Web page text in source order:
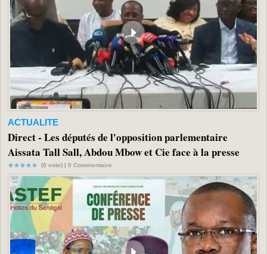
ACTUALITE
Direct - Les députés de l'opposition parlementaire
Aissata Tall Sall, Abdou Mbow et Cie face à la presse
(0 vote) | 0 Commentaire